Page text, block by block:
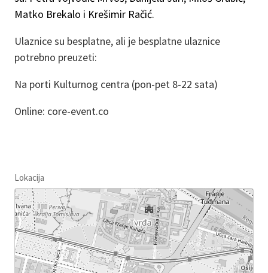
Matko Brekalo i Krešimir Račić.
Ulaznice su besplatne, ali je besplatne ulaznice
potrebno preuzeti:
Na porti Kulturnog centra (pon-pet 8-22 sata)
Online: core-event.co
Lokacija